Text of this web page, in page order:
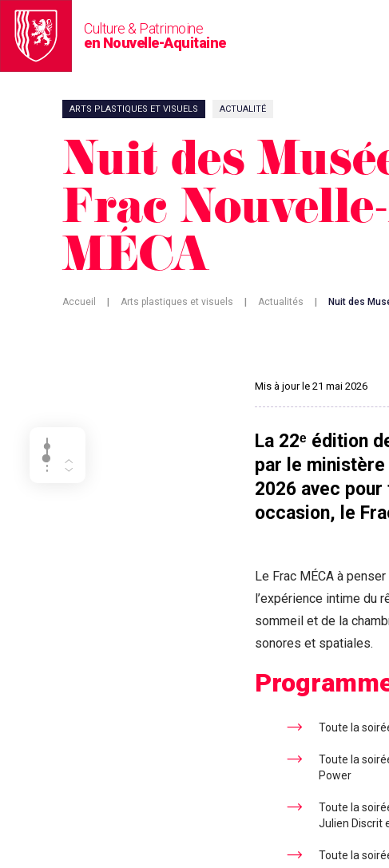
Culture & Patrimoine
en Nouvelle-Aquitaine
ARTS PLASTIQUES ET VISUELS ACTUALITÉ
Nuit des
Frac
MÉCA
Accueil Arts plastiques et visuels Actualités Nuit des
Mis à jour le 21 mai 2026
La 22ᵉ édition
par le
2026 avec
occasion, le
Le Frac MÉCA à
l’expérience intime du
sommeil et de la
sonores et spatiales.
Toute la
Toute la
Power
Toute la
Julien Discrit
Toute la